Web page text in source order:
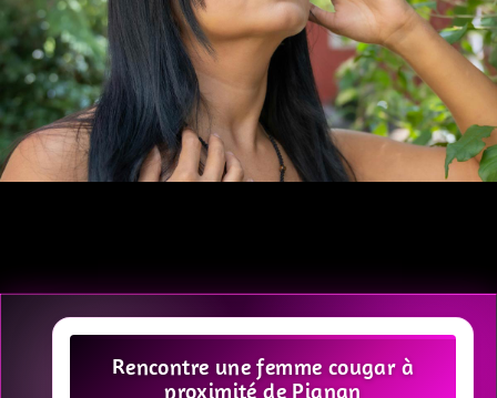
Rencontre une femme cougar à
proximité de Pignan